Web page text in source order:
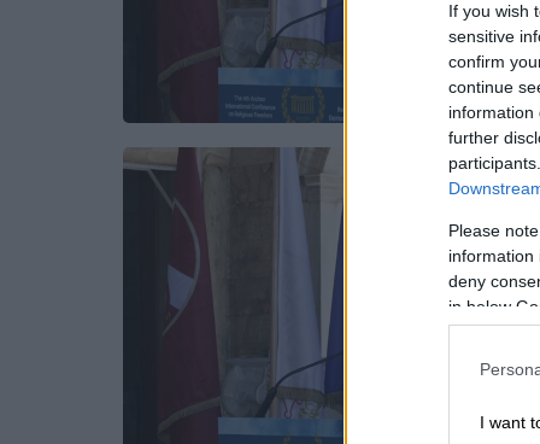
If you wish
sensitive
confirm
continue
information
further
Please
information
deny
in below
I want